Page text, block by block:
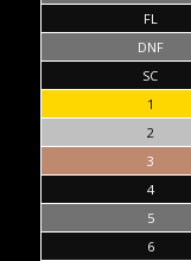
FL
DNF
SC
1
2
3
4
5
6